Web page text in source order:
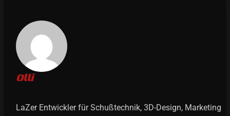
Olli
LaZer Entwickler für Schußtechnik, 3D-Design, Marketing